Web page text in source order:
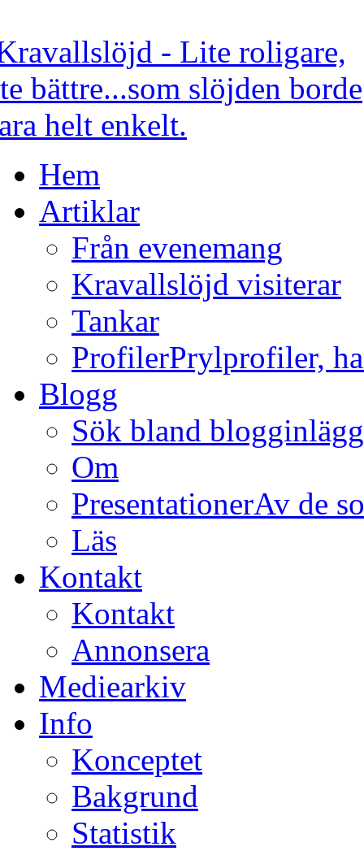
Hem
Artiklar
Från evenemang
Kravallslöjd visiterar
Tankar
ProfilerPrylprofiler,
Blogg
Sök bland
Om
PresentationerAv de
Läs
Kontakt
Kontakt
Annonsera
Mediearkiv
Info
Konceptet
Bakgrund
Statistik